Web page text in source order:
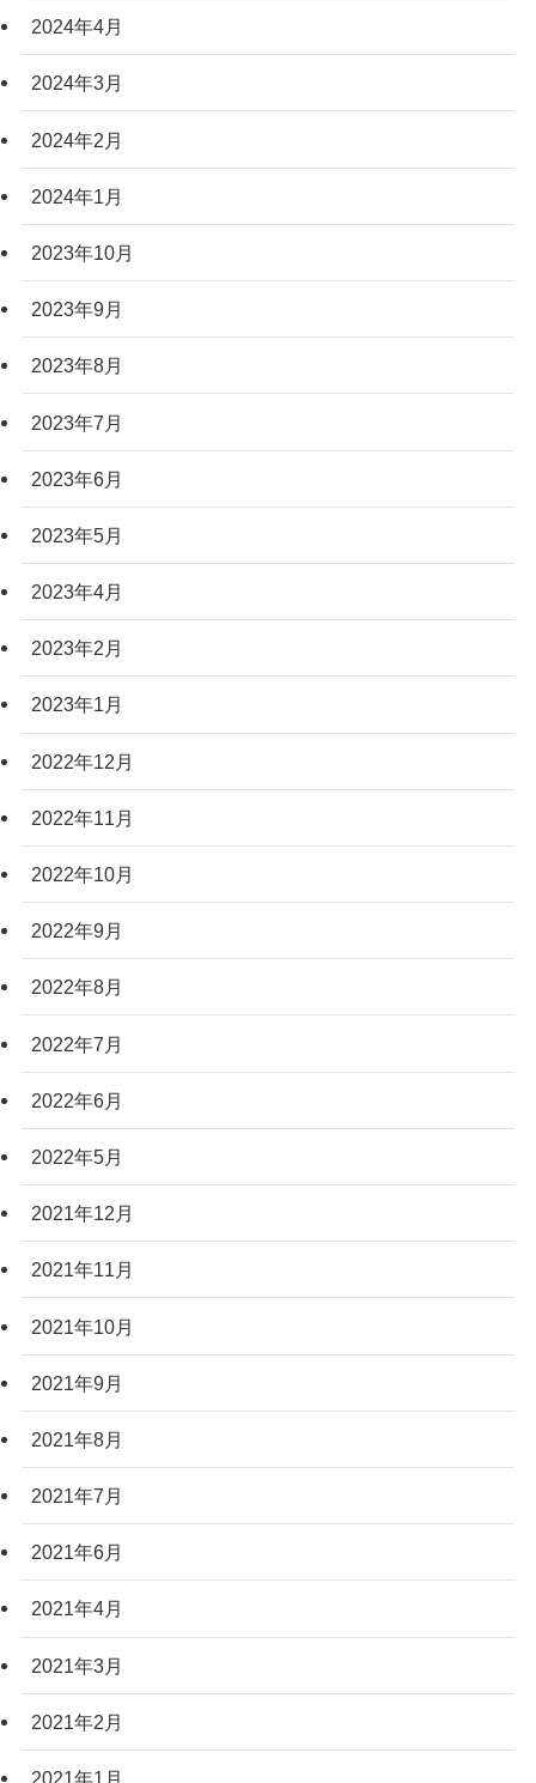
2024年4月
2024年3月
2024年2月
2024年1月
2023年10月
2023年9月
2023年8月
2023年7月
2023年6月
2023年5月
2023年4月
2023年2月
2023年1月
2022年12月
2022年11月
2022年10月
2022年9月
2022年8月
2022年7月
2022年6月
2022年5月
2021年12月
2021年11月
2021年10月
2021年9月
2021年8月
2021年7月
2021年6月
2021年4月
2021年3月
2021年2月
2021年1月